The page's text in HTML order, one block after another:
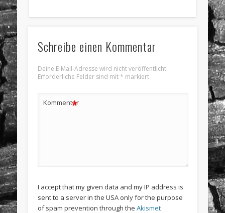
Schreibe einen Kommentar
Deine E-Mail-Adresse wird nicht veröffentlicht.
Erforderliche Felder sind mit* markiert
Kommentar
*
I accept that my given data and my IP address is
sent to a server in the USA only for the purpose
of spam prevention through the Akismet